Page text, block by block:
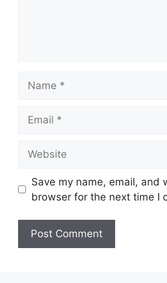
Save my name, email, and
browser for the next time I